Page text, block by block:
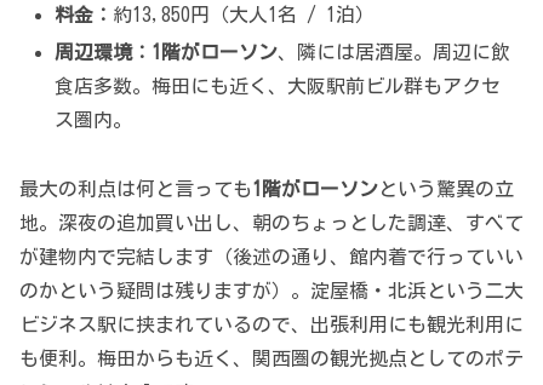
料金： 約13,850円（大人1名 / 1泊）
周辺環境： 1階がローソン、隣には居酒屋。周辺に飲
食店多数。梅田にも近く、大阪駅前ビル群もアクセ
ス圏内。
最大の利点は何と言っても1階がローソンという驚異の立
地。深夜の追加買い出し、朝のちょっとした調達、すべて
が建物内で完結します（後述の通り、館内着で行っていい
のかという疑問は残りますが）。淀屋橋・北浜という二大
ビジネス駅に挟まれているので、出張利用にも観光利用に
も便利。梅田からも近く、関西圏の観光拠点としてのポテ